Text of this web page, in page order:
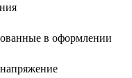
в оформлении